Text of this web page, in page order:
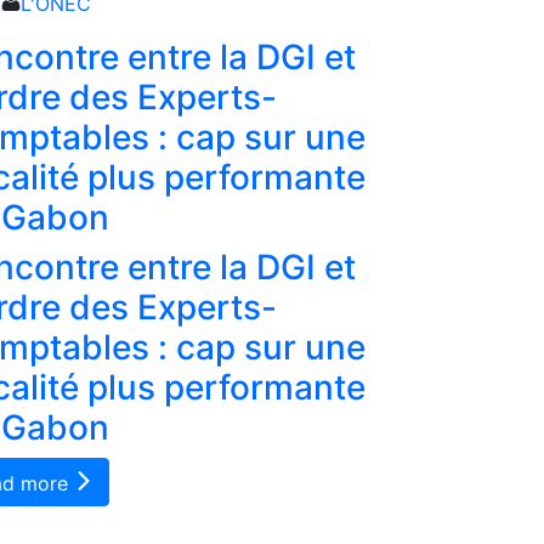
entre la DGI et
des Experts-
: cap sur une
plus performante
entre la DGI et
des Experts-
: cap sur une
plus performante
more